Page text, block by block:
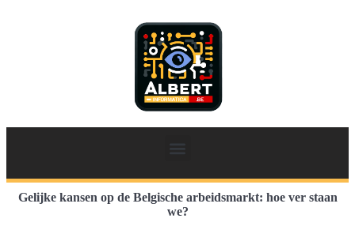
Gelijke kansen op de Belgische arbeidsmarkt: hoe ver staan
we?